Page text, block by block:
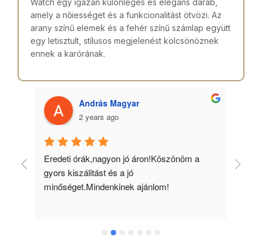
amely a nőiességet és a funkcionalitást ötvözi. Az
arany színű elemek és a fehér színű számlap együtt
egy letisztult, stílusos megjelenést kölcsönöznek
ennek a karórának.
András Magyar
2 years ago
Eredeti órák,nagyon jó áron!Köszönöm a
gyors kiszálitást és a jó
minőséget.Mindenkinek ajánlom!